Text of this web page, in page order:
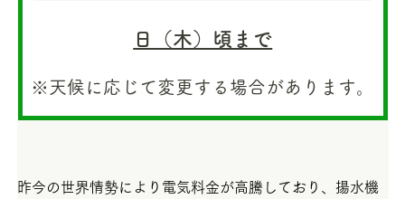
日（木）頃まで
※天候に応じて変更する場合があります。
昨今の世界情勢により電気料金が高騰しており、揚水機